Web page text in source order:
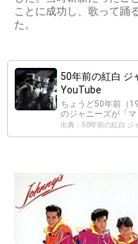
ことに成功し、歌って踊
た。
50年前の紅白 ジ
YouTube
ちょうど50年前（
のジャニーズが「マ
出典：50年前の紅白 ジ